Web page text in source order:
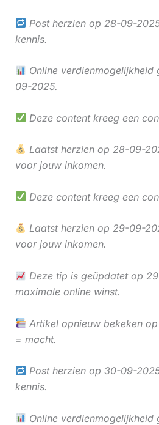
Post herzien op 28-09-
kennis.
Online
09-2025.
Deze content kreeg een
Laatst herzien op 28-09-
voor jouw inkomen.
Deze content kreeg een
Laatst herzien op 29-09-
voor jouw inkomen.
Deze tip is geüpdatet op
maximale online winst.
Artikel opnieuw bekeken
= macht.
Post herzien op 30-09-
kennis.
Online